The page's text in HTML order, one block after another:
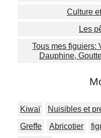
Culture
Les
Tous mes figuiers:
Dauphine,
Kiwaï Nuisibles et
Greffe
Abricotier